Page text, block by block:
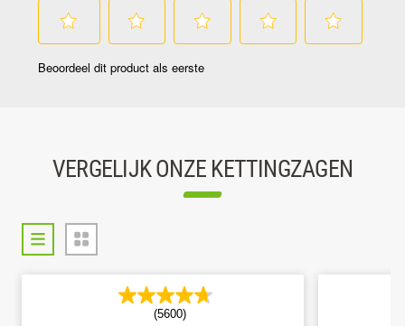
VERGELIJK ONZE KETTINGZAGEN
(5600)